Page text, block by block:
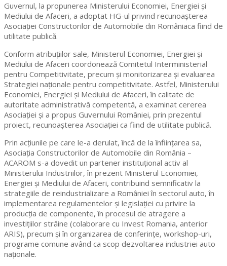
Guvernul, la propunerea Ministerului Economiei, Energiei și
Mediului de Afaceri, a adoptat HG-ul privind recunoaşterea
Asociației Constructorilor de Automobile din Româniaca fiind de
utilitate publică.
Conform atribuțiilor sale, Ministerul Economiei, Energiei și
Mediului de Afaceri coordonează Comitetul Interministerial
pentru Competitivitate, precum și monitorizarea şi evaluarea
Strategiei naţionale pentru competitivitate. Astfel, Ministerului
Economiei, Energiei și Mediului de Afaceri, în calitate de
autoritate administrativă competentă, a examinat cererea
Asociaţiei şi a propus Guvernului României, prin prezentul
proiect, recunoaşterea Asociaţiei ca fiind de utilitate publică.
Prin acțiunile pe care le-a derulat, încă de la înființarea sa,
Asociația Constructorilor de Automobile din România –
ACAROM s-a dovedit un partener instituțional activ al
Ministerului Industriilor, în prezent Ministerul Economiei,
Energiei și Mediului de Afaceri, contribuind semnificativ la
strategiile de reindustrializare a României în sectorul auto, în
implementarea regulamentelor și legislației cu privire la
producția de componente, în procesul de atragere a
investițiilor străine (colaborare cu Invest Romania, anterior
ARIS), precum și în organizarea de conferințe, workshop-uri,
programe comune având ca scop dezvoltarea industriei auto
naționale.